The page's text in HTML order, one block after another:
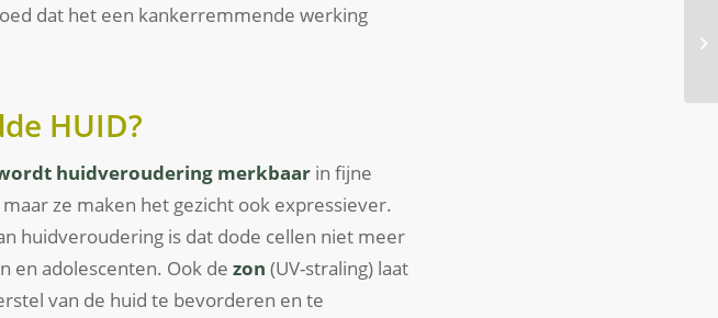
dat het een kankerremmende werking
HUID?
huidveroudering merkbaar in fijne
ze maken het gezicht ook expressiever.
huidveroudering is dat dode cellen niet meer
en adolescenten. Ook de zon (UV-straling) laat
van de huid te bevorderen en te